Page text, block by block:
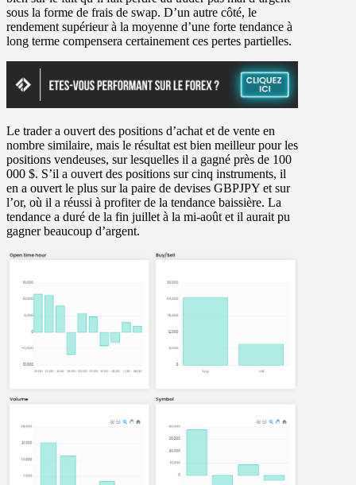
sous la forme de frais de swap. D’un autre côté, le
rendement supérieur à la moyenne d’une forte tendance à
long terme compensera certainement ces pertes partielles.
Le trader a ouvert des positions d’achat et de vente en
nombre similaire, mais le résultat est bien meilleur pour les
positions vendeuses, sur lesquelles il a gagné près de 100
000 $. S’il a ouvert des positions sur cinq instruments, il
en a ouvert le plus sur la paire de devises GBPJPY et sur
l’or, où il a réussi à profiter de la tendance baissière. La
tendance a duré de la fin juillet à la mi-août et il aurait pu
gagner beaucoup d’argent.